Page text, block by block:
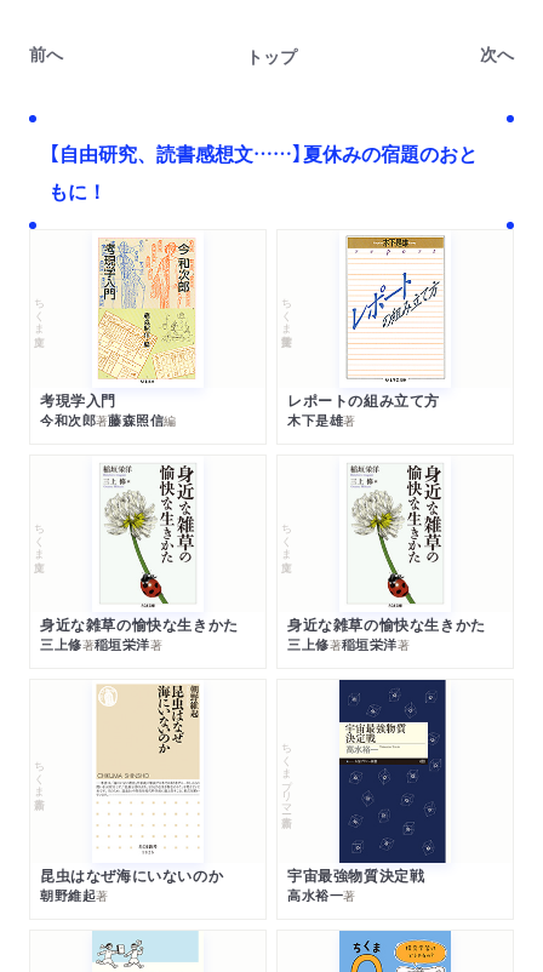
前へ トップ 次へ
【自由研究、読書感想文……】夏休みの宿題のおと
もに！
ちくま文庫
考現学入門
今和次郎著藤森照信編
ちくま学芸文庫
レポートの組み立て方
木下是雄著
ちくま文庫
身近な雑草の愉快な生きかた
三上修著稲垣栄洋著
ちくま文庫
身近な雑草の愉快な生きかた
三上修著稲垣栄洋著
ちくま新書
昆虫はなぜ海にいないのか
朝野維起著
ちくまプリマー新書
宇宙最強物質決定戦
高水裕一著